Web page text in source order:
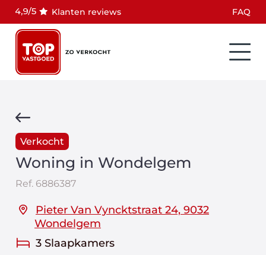
Klanten reviews FAQ
Verkocht
Woning in Wondelgem
Ref. 6886387
Pieter Van Vyncktstraat 24, 9032
Wondelgem
3 Slaapkamers